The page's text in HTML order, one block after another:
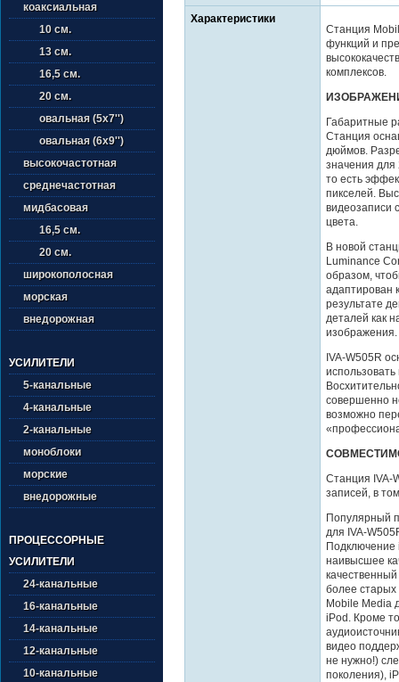
коаксиальная
10 см.
13 см.
16,5 см.
20 см.
овальная (5х7'')
овальная (6х9'')
высокочастотная
среднечастотная
мидбасовая
16,5 см.
20 см.
широкополосная
морская
внедорожная
УСИЛИТЕЛИ
5-канальные
4-канальные
2-канальные
моноблоки
морские
внедорожные
ПРОЦЕССОРНЫЕ
УСИЛИТЕЛИ
24-канальные
16-канальные
14-канальные
12-канальные
10-канальные
Характеристики
Станция
функций и
комплексов.
Габаритные
Станция
дюймов.
значения
то есть
пикселей.
видеозаписи
цвета.
В новой
Luminance
образом,
адаптирован
результате
деталей как
изображения.
IVA-W505R
совершенно
возможно
Станция IVA-
записей, в
Популярный
для IVA-
Подключение
наивысшее
более
Mobile Media
iPod. Кроме
видео
не нужно!)
поколения),